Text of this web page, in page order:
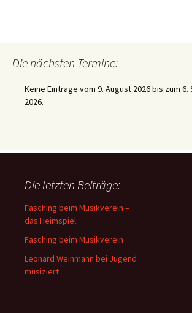
Die nächsten Termine:
Keine Einträge vom 9. August 2026 bis zum
2026.
Die letzten Beiträge:
Fasching beim Musikverein –
das Heimspiel
Fasching beim Musikverein
Leonard Weinmann bei Jugend
musiziert